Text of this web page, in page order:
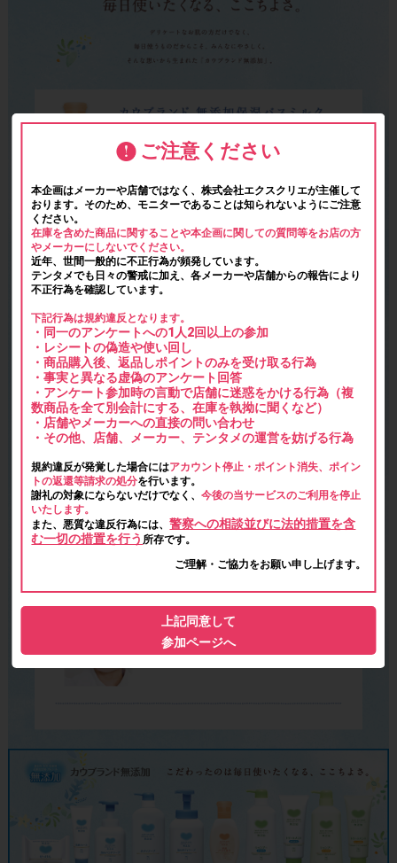
ご注意ください
本企画はメーカーや店舗ではなく、株式会社エクスクリエが主催して
おります。そのため、モニターであることは知られないようにご注意
ください。
在庫を含めた商品に関することや本企画に関しての質問等をお店の方
やメーカーにしないでください。
近年、世間一般的に不正行為が頻発しています。
テンタメでも日々の警戒に加え、各メーカーや店舗からの報告により
不正行為を確認しています。
下記行為は規約違反となります。
・同一のアンケートへの1人2回以上の参加
・レシートの偽造や使い回し
・商品購入後、返品しポイントのみを受け取る行為
・事実と異なる虚偽のアンケート回答
・アンケート参加時の言動で店舗に迷惑をかける行為（複
数商品を全て別会計にする、在庫を執拗に聞くなど）
・店舗やメーカーへの直接の問い合わせ
・その他、店舗、メーカー、テンタメの運営を妨げる行為
規約違反が発覚した場合にはアカウント停止・ポイント消失、ポイン
トの返還等請求の処分を行います。
謝礼の対象にならないだけでなく、今後の当サービスのご利用を停止
いたします。
また、悪質な違反行為には、警察への相談並びに法的措置を含
む一切の措置を行う 所存です。
ご理解・ご協力をお願い申し上げます。
上記同意して
参加ページへ